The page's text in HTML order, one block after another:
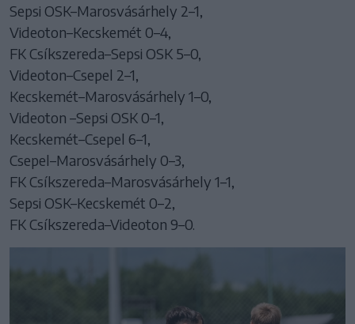
Sepsi OSK–Marosvásárhely 2–1,
Videoton–Kecskemét 0–4,
FK Csíkszereda–Sepsi OSK 5–0,
Videoton–Csepel 2–1,
Kecskemét–Marosvásárhely 1–0,
Videoton –Sepsi OSK 0–1,
Kecskemét–Csepel 6–1,
Csepel–Marosvásárhely 0–3,
FK Csíkszereda–Marosvásárhely 1–1,
Sepsi OSK–Kecskemét 0–2,
FK Csíkszereda–Videoton 9–0.